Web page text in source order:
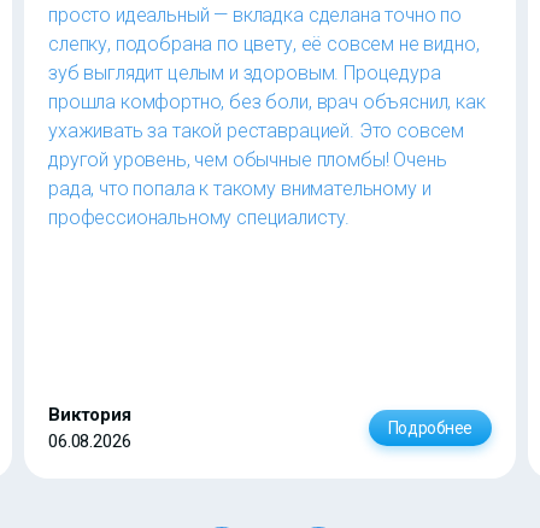
просто идеальный — вкладка сделана точно по
слепку, подобрана по цвету, её совсем не видно,
зуб выглядит целым и здоровым. Процедура
прошла комфортно, без боли, врач объяснил, как
ухаживать за такой реставрацией. Это совсем
другой уровень, чем обычные пломбы! Очень
рада, что попала к такому внимательному и
профессиональному специалисту.
Виктория
06.08.2026
Подробнее